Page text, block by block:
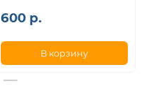
600 р.
В корзину